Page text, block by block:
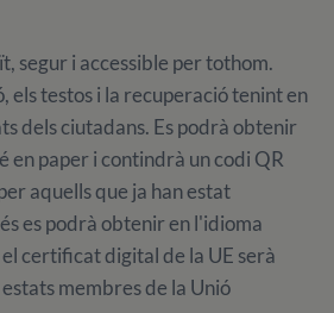
segur i accessible per tothom.
els testos i la recuperació tenint en
dels ciutadans. Es podrà obtenir
en paper i contindrà un codi QR
aquells que ja han estat
es podrà obtenir en l'idioma
el certificat digital de la UE serà
membres de la Unió